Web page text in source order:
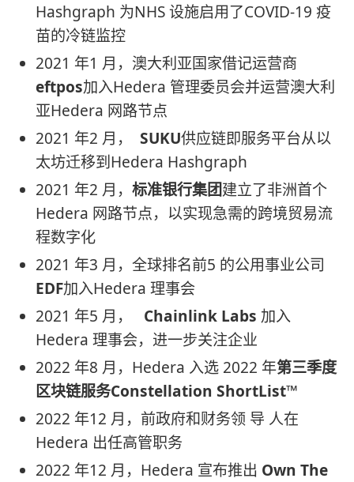
Hashgraph 为NHS 设施启用了COVID-19 疫
苗的冷链监控
2021 年1 月，澳大利亚国家借记运营商
eftpos加入Hedera 管理委员会并运营澳大利
亚Hedera 网路节点
2021 年2 月， SUKU供应链即服务平台从以
太坊迁移到Hedera Hashgraph
2021 年2 月， 标准银行集团建立了非洲首个
Hedera 网路节点，以实现急需的跨境贸易流
程数字化
2021 年3 月，全球排名前5 的公用事业公司
EDF加入Hedera 理事会
2021 年5 月， Chainlink Labs 加入
Hedera 理事会，进一步关注企业
2022 年8 月，Hedera 入选 2022 年第三季度
区块链服务Constellation ShortList™
2022 年12 月，前政府和财务领 导 人在
Hedera 出任高管职务
2022 年12 月，Hedera 宣布推出 Own The